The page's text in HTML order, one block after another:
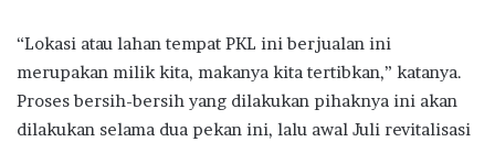
“Lokasi atau lahan tempat PKL ini berjualan ini
merupakan milik kita, makanya kita tertibkan,” katanya.
Proses bersih-bersih yang dilakukan pihaknya ini akan
dilakukan selama dua pekan ini, lalu awal Juli revitalisasi